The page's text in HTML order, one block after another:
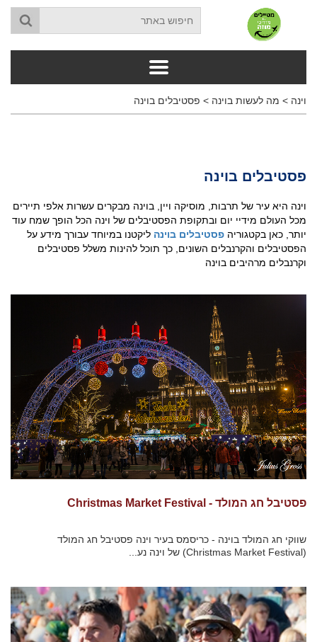
וינה > מה לעשות בוינה > פסטיבלים בוינה
פסטיבלים בוינה
וינה היא עיר של תרבות, מוסיקה ויין, בוינה מבקרים עשרות אלפי תיירים
מכל העולם מידיי יום ובתקופת הפסטיבלים של וינה הכל הופך שמח עוד
יותר, כאן בקטגוריה פסטיבלים בוינה ליקטנו במיוחד עבורך מידע על
הפסטיבלים והקרנבלים השונים, כך תוכל להינות משלל פסטיבלים
וקרנבלים מרהיבים בוינה
פסטיבל חג המולד - Christmas Market Festival
שווקי חג המולד בוינה - כריסמס בעיר וינה פסטיבל חג המולד
(Christmas Market Festival) של וינה נע...